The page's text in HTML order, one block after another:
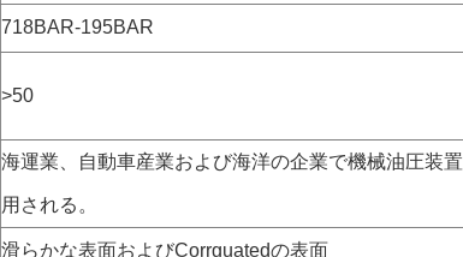
718BAR-195BAR
>50
海運業、自動車産業および海洋の企業で機械油圧装
用される。
滑らかな表面およびCorrguatedの表面